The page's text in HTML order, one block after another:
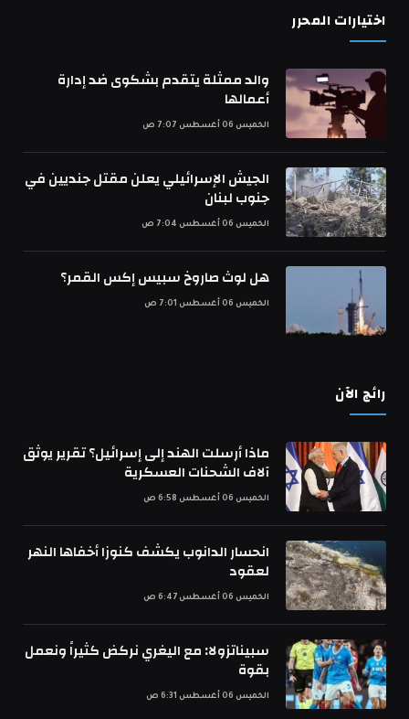
اختيارات المحرر
والد ممثلة يتقدم بشكوى ضد إدارة
أعمالها
الخميس 06 أغسطس 7:07 ص
الجيش الإسرائيلي يعلن مقتل جنديين في
جنوب لبنان
الخميس 06 أغسطس 7:04 ص
هل لوث صاروخ سبيس إكس القمر؟
الخميس 06 أغسطس 7:01 ص
رائج الآن
ماذا أرسلت الهند إلى إسرائيل؟ تقرير يوثق
آلاف الشحنات العسكرية
الخميس 06 أغسطس 6:58 ص
انحسار الدانوب يكشف كنوزا أخفاها النهر
لعقود
الخميس 06 أغسطس 6:47 ص
سبيناتزولا: مع اليغري نركض كثيراً ونعمل
بقوة
الخميس 06 أغسطس 6:31 ص